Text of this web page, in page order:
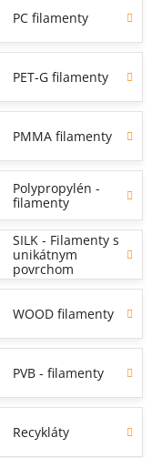
PC filamenty
PET-G filamenty
PMMA filamenty
Polypropylén -
filamenty
SILK - Filamenty s
unikátnym
povrchom
WOOD filamenty
PVB - filamenty
Recykláty